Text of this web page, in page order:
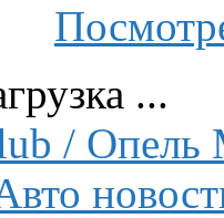
...
/ Опель